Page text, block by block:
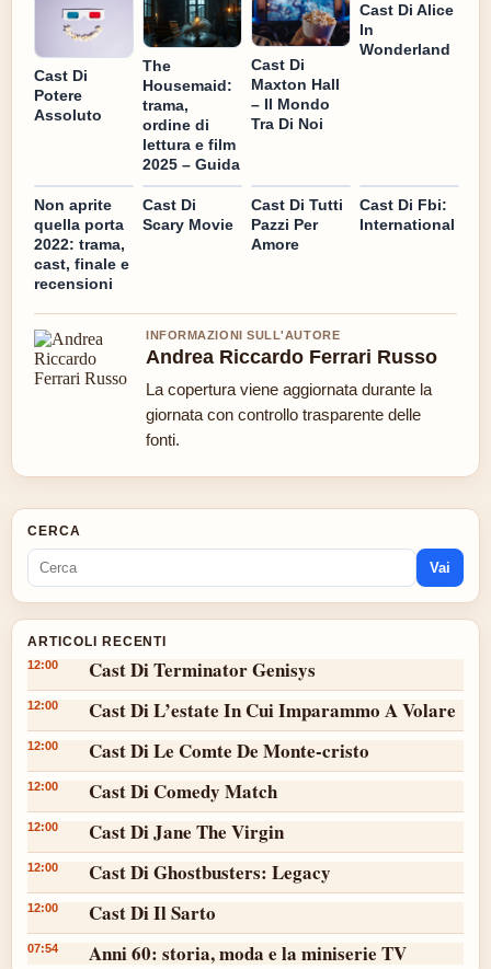
Cast Di
Potere
Assoluto
The
Housemaid:
trama,
ordine di
lettura e film
2025 – Guida
Cast Di
Maxton Hall
– Il Mondo
Tra Di Noi
Cast Di Alice
In
Wonderland
Non aprite
quella porta
2022: trama,
cast, finale e
recensioni
Cast Di
Scary Movie
Cast Di Tutti
Pazzi Per
Amore
Cast Di Fbi:
International
INFORMAZIONI SULL'AUTORE
Andrea Riccardo Ferrari Russo
La copertura viene aggiornata durante la
giornata con controllo trasparente delle
fonti.
CERCA
Vai
ARTICOLI RECENTI
12:00 Cast Di Terminator Genisys
12:00 Cast Di L’estate In Cui Imparammo A Volare
12:00 Cast Di Le Comte De Monte-cristo
12:00 Cast Di Comedy Match
12:00 Cast Di Jane The Virgin
12:00 Cast Di Ghostbusters: Legacy
12:00 Cast Di Il Sarto
07:54 Anni 60: storia, moda e la miniserie TV